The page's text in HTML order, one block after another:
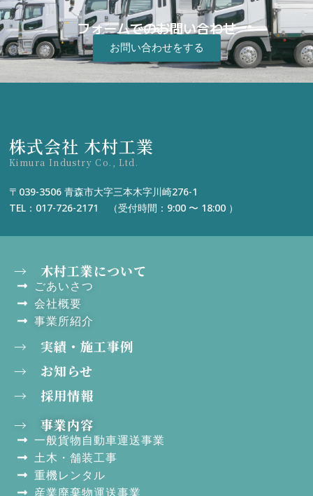
フォームでのお問い合わせ
お問い合わせをする
株式会社 木村工業
Kimura Industry Co., Ltd.
〒039-3506 青森市大字三本木字川崎276-1
TEL：017-726-2171 （受付時間：9:00 〜 18:00 ）
→ 木村工業について
ごあいさつ
会社概要
事業所紹介
→ 実績・施工事例
→ お知らせ
→ 採用情報
→ 事業内容
一般貨物自動車運送事業
土木・舗装工事
重機レンタル
産業廃棄物運送事業